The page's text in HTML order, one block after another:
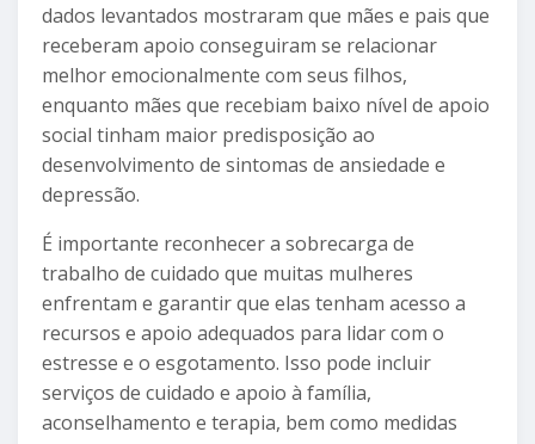
dados levantados mostraram que mães e pais que
receberam apoio conseguiram se relacionar
melhor emocionalmente com seus filhos,
enquanto mães que recebiam baixo nível de apoio
social tinham maior predisposição ao
desenvolvimento de sintomas de ansiedade e
depressão.
É importante reconhecer a sobrecarga de
trabalho de cuidado que muitas mulheres
enfrentam e garantir que elas tenham acesso a
recursos e apoio adequados para lidar com o
estresse e o esgotamento. Isso pode incluir
serviços de cuidado e apoio à família,
aconselhamento e terapia, bem como medidas